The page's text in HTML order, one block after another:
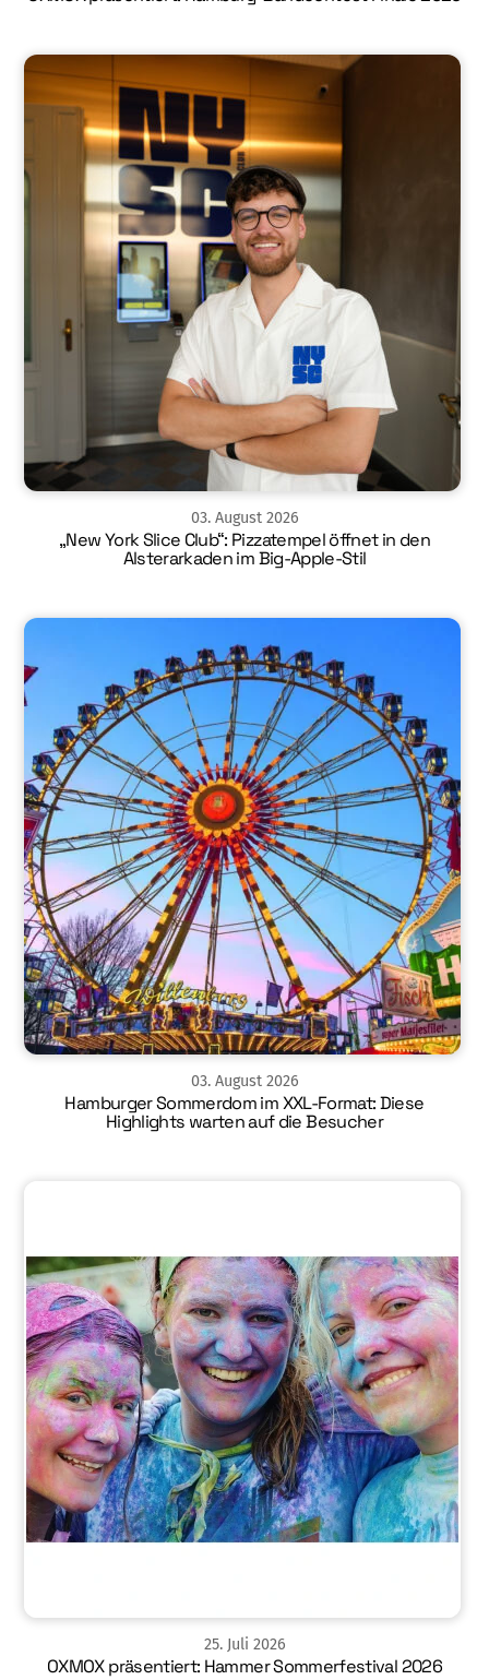
03. August 2026
„New York Slice Club“: Pizzatempel öffnet in den
Alsterarkaden im Big-Apple-Stil
03. August 2026
Hamburger Sommerdom im XXL-Format: Diese
Highlights warten auf die Besucher
25. Juli 2026
OXMOX präsentiert: Hammer Sommerfestival 2026